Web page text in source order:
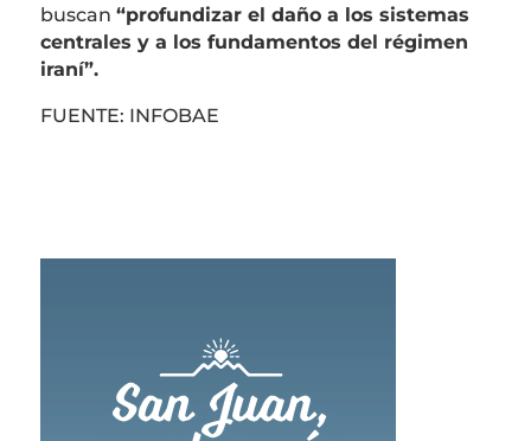
buscan “profundizar el daño a los sistemas
centrales y a los fundamentos del régimen
iraní”.
FUENTE: INFOBAE